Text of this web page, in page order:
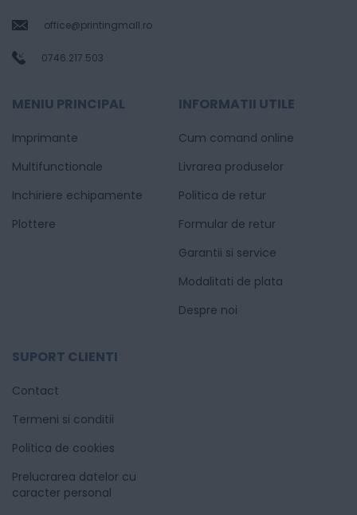
office@printingmall.ro
0746.217.503
MENIU PRINCIPAL
Imprimante
Multifunctionale
Inchiriere echipamente
Plottere
INFORMATII UTILE
Cum comand online
Livrarea produselor
Politica de retur
Formular de retur
Garantii si service
Modalitati de plata
Despre noi
SUPORT CLIENTI
Contact
Termeni si conditii
Politica de cookies
Prelucrarea datelor cu
caracter personal